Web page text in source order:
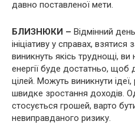
давно поставленої мети.
БЛИЗНЮКИ – Відмінний
ініціативу у справах,
виникнуть якісь труднощі, ви
енергії буде достатньо, щоб
цілей. Можуть виникнути ідеї,
швидке зростання доходів.
стосується грошей, варто
невиправданого ризику.